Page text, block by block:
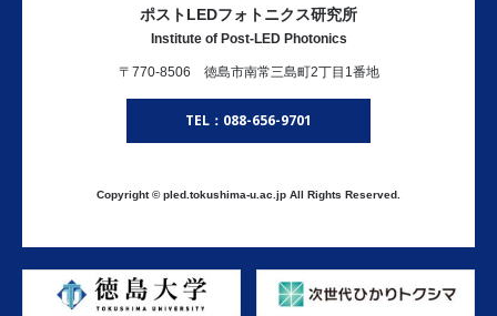
ポストLEDフォトニクス研究所
Institute of Post-LED Photonics
〒770-8506 徳島市南常三島町2丁目1番地
TEL：088-656-9701
Copyright © pled.tokushima-u.ac.jp All Rights Reserved.